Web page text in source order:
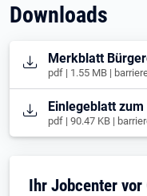
Downloads
Öffnet in neuem Tab
Merkblatt
pdf | 1.55 MB |
Öffnet in neuem Tab
Einlegeblatt
pdf | 90.47 KB |
Ihr Jobcenter vor